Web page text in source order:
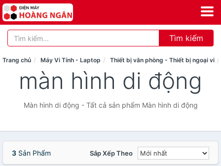
Tìm kiếm
Trang chủ Máy Vi Tính - Laptop Thiết bị văn phòng - Thiết bị ngoại vi
màn hình di động
Màn hình di động - Tất cả sản phẩm Màn hình di động
3 Sản Phẩm Sắp Xếp Theo